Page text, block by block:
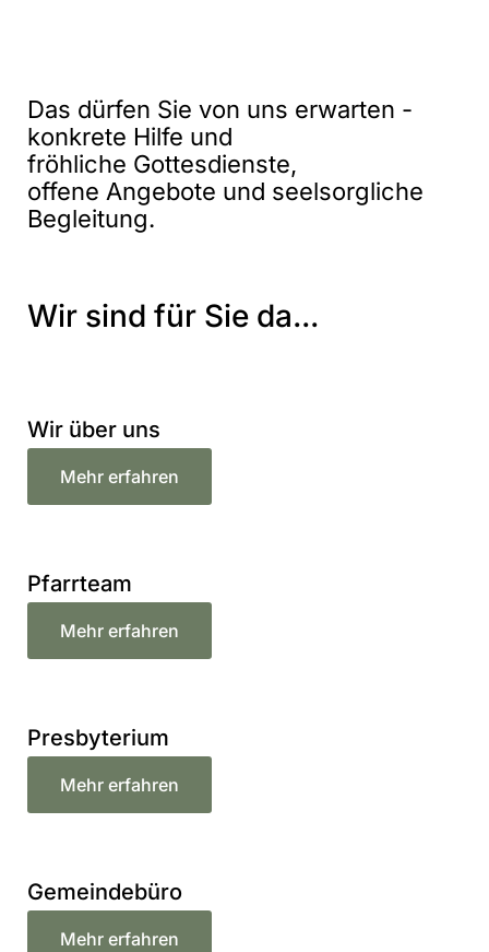
Das dürfen Sie von uns erwarten -
konkrete Hilfe und
fröhliche Gottesdienste,
offene Angebote und seelsorgliche
Begleitung.
Wir sind für Sie da...
Wir über uns
Mehr erfahren
Pfarrteam
Mehr erfahren
Presbyterium
Mehr erfahren
Gemeindebüro
Mehr erfahren